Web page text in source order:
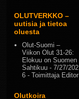
OLUTVERKKO –
uutisia ja tietoa
oluesta
Olut-Suomi –
Viikon Olut 31-26:
Elokuu on Suomen
Sahtikuu - 7/27/202
6 - Toimittaja Editor
Olutkoira